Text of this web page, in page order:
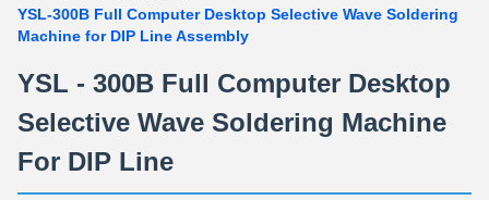
YSL-300B Full Computer Desktop Selective Wave Soldering
Machine for DIP Line Assembly
YSL - 300B Full Computer Desktop
Selective Wave Soldering Machine
For DIP Line